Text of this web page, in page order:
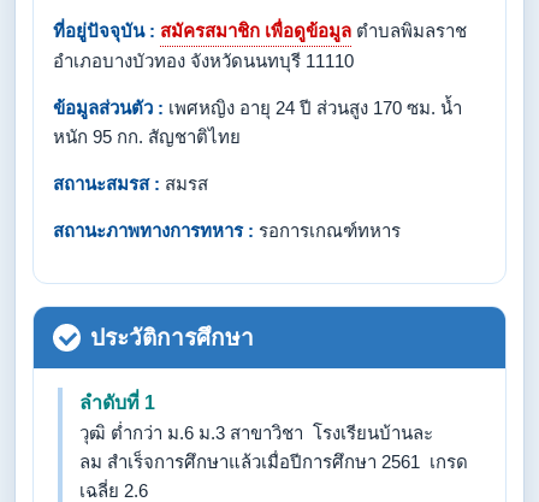
ที่อยู่ปัจจุบัน : สมัครสมาชิก เพื่อดูข้อมูล ตำบลพิมลราช
อำเภอบางบัวทอง จังหวัดนนทบุรี 11110
ข้อมูลส่วนตัว : เพศหญิง อายุ 24 ปี ส่วนสูง 170 ซม. น้ำ
หนัก 95 กก. สัญชาติไทย
สถานะสมรส : สมรส
สถานะภาพทางการทหาร : รอการเกณฑ์ทหาร
ประวัติการศึกษา
ลำดับที่ 1
วุฒิ ต่ำกว่า ม.6 ม.3 สาขาวิชา โรงเรียนบ้านละ
ลม สำเร็จการศึกษาแล้วเมื่อปีการศึกษา 2561 เกรด
เฉลี่ย 2.6